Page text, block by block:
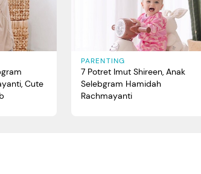
Cute
PARENTING
7 Potret Imut Shireen, Anak
Selebgram Hamidah
Rachmayanti